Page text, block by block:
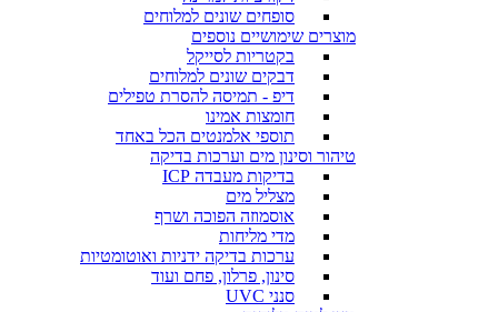
סופחים שונים למלוחים
מוצרים שימושיים נוספים
בקטריות לסייקל
דבקים שונים למלוחים
דיפ - תמיסה להסרת טפילים
חומצות אמינו
תוספי אלמנטים הכל באחד
טיהור וסינון מים וערכות בדיקה
בדיקות מעבדה ICP
מצליל מים
אוסמוזה הפוכה ושרף
מדי מליחות
ערכות בדיקה ידניות ואוטומטיות
סינון, פרלון, פחם ועוד
סנני UVC